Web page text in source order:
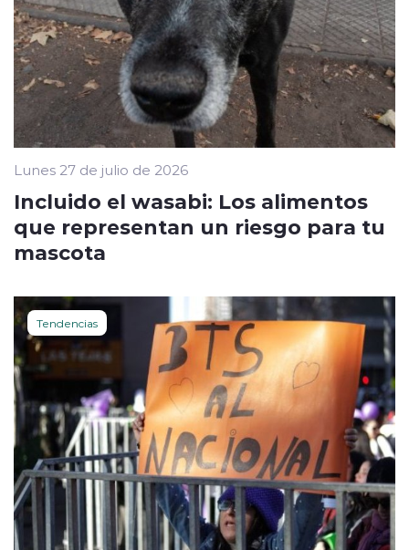
Lunes 27 de julio de 2026
Incluido el wasabi: Los alimentos
que representan un riesgo para tu
mascota
Tendencias